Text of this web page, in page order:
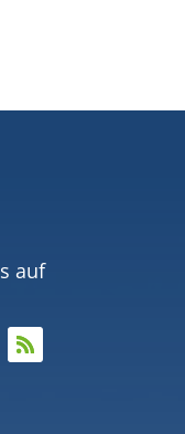
auf